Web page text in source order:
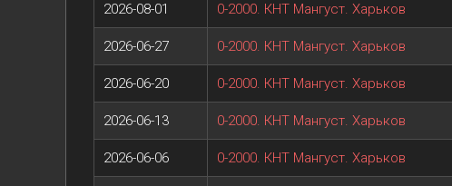
2026-08-01 0-2000. КНТ Мангуст. Харьков
2026-06-27 0-2000. КНТ Мангуст. Харьков
2026-06-20 0-2000. КНТ Мангуст. Харьков
2026-06-13 0-2000. КНТ Мангуст. Харьков
2026-06-06 0-2000. КНТ Мангуст. Харьков